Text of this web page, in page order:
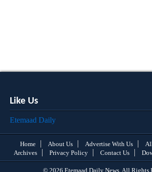
Like Us
Etemaad Daily
Home About Us Advertise With Us
Archives
Privacy Policy Contact Us
© 2026 Etemaad Daily News, All Rights